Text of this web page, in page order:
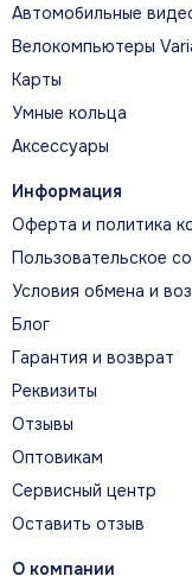
Автомобильные
Велокомпьютеры
Карты
Умные кольца
Аксессуары
Информация
Оферта и политика
Пользовательское
Условия обмена и
Блог
Гарантия и возврат
Реквизиты
Отзывы
Оптовикам
Сервисный центр
Оставить отзыв
О компании